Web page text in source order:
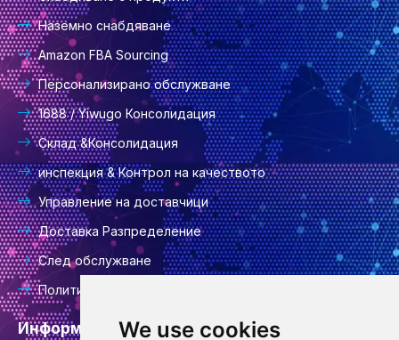
We use cookies
Наземно снабдяване
Amazon FBA Sourcing
Персонализирано обслужване
1688 / Yiwugo Консолидация
Склад &Консолидация
инспекция & Контрол на качеството
Управление на доставчици
Доставка Разпределение
След обслужване
Политика за поверителност
Информация за контакт